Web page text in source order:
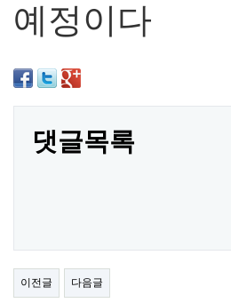
예정이다
댓글목록
이전글 다음글